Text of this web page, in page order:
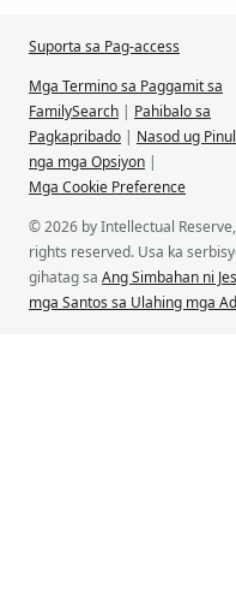
Suporta sa Pag-access
Mga Termino sa Paggamit sa
FamilySearch | Pahibalo sa
Pagkapribado | Nasod ug
nga mga Opsiyon |
Mga Cookie Preference
© 2026 by Intellectual
rights reserved. Usa ka
gihatag sa Ang Simbahan ni
mga Santos sa Ulahing mga